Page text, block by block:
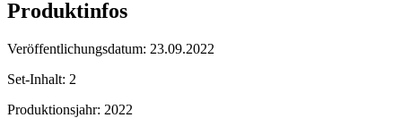
Produktinfos
Veröffentlichungsdatum: 23.09.2022
Set-Inhalt: 2
Produktionsjahr: 2022